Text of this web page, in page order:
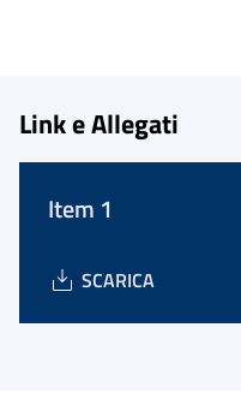
Link e Allegati
Item 1
SCARICA